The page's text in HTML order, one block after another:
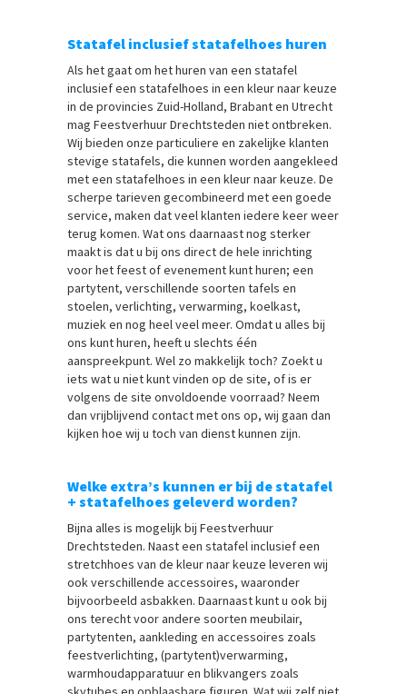
Statafel inclusief statafelhoes huren
Als het gaat om het huren van een statafel
inclusief een statafelhoes in een kleur naar keuze
in de provincies Zuid-Holland, Brabant en Utrecht
mag Feestverhuur Drechtsteden niet ontbreken.
Wij bieden onze particuliere en zakelijke klanten
stevige statafels, die kunnen worden aangekleed
met een statafelhoes in een kleur naar keuze. De
scherpe tarieven gecombineerd met een goede
service, maken dat veel klanten iedere keer weer
terug komen. Wat ons daarnaast nog sterker
maakt is dat u bij ons direct de hele inrichting
voor het feest of evenement kunt huren; een
partytent, verschillende soorten tafels en
stoelen, verlichting, verwarming, koelkast,
muziek en nog heel veel meer. Omdat u alles bij
ons kunt huren, heeft u slechts één
aanspreekpunt. Wel zo makkelijk toch? Zoekt u
iets wat u niet kunt vinden op de site, of is er
volgens de site onvoldoende voorraad? Neem
dan vrijblijvend contact met ons op, wij gaan dan
kijken hoe wij u toch van dienst kunnen zijn.
Welke extra’s kunnen er bij de statafel
+ statafelhoes geleverd worden?
Bijna alles is mogelijk bij Feestverhuur
Drechtsteden. Naast een statafel inclusief een
stretchhoes van de kleur naar keuze leveren wij
ook verschillende accessoires, waaronder
bijvoorbeeld asbakken. Daarnaast kunt u ook bij
ons terecht voor andere soorten meubilair,
partytenten, aankleding en accessoires zoals
feestverlichting, (partytent)verwarming,
warmhoudapparatuur en blikvangers zoals